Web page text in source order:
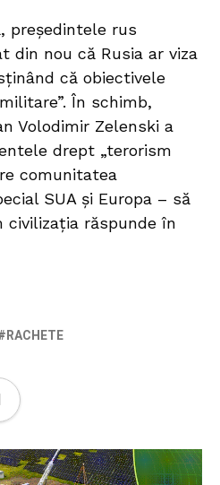
președintele rus
din nou că Rusia ar viza
că obiectivele
În schimb,
Volodimir Zelenski a
drept „terorism
comunitatea
SUA și Europa – să
civilizația răspunde în
RACHETE